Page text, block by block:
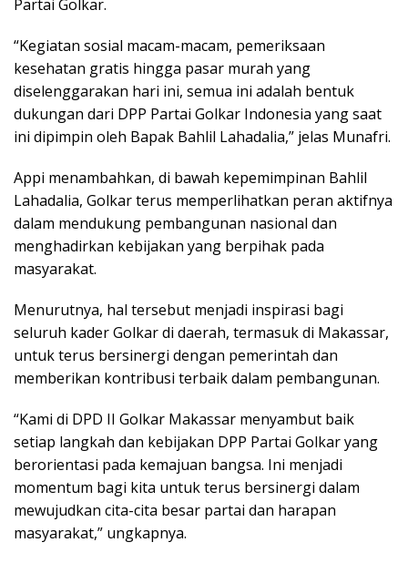
Partai Golkar.
“Kegiatan sosial macam-macam, pemeriksaan
kesehatan gratis hingga pasar murah yang
diselenggarakan hari ini, semua ini adalah bentuk
dukungan dari DPP Partai Golkar Indonesia yang saat
ini dipimpin oleh Bapak Bahlil Lahadalia,” jelas Munafri.
Appi menambahkan, di bawah kepemimpinan Bahlil
Lahadalia, Golkar terus memperlihatkan peran aktifnya
dalam mendukung pembangunan nasional dan
menghadirkan kebijakan yang berpihak pada
masyarakat.
Menurutnya, hal tersebut menjadi inspirasi bagi
seluruh kader Golkar di daerah, termasuk di Makassar,
untuk terus bersinergi dengan pemerintah dan
memberikan kontribusi terbaik dalam pembangunan.
“Kami di DPD II Golkar Makassar menyambut baik
setiap langkah dan kebijakan DPP Partai Golkar yang
berorientasi pada kemajuan bangsa. Ini menjadi
momentum bagi kita untuk terus bersinergi dalam
mewujudkan cita-cita besar partai dan harapan
masyarakat,” ungkapnya.